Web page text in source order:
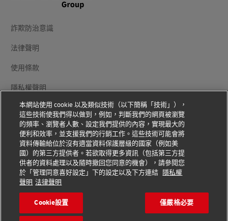
詐欺防治意識
法律聲明
使用條款
隱私權聲明
其他資訊
Cookie 設定
追蹤我們
本網站使用 cookie 以及類似技術（以下簡稱「技術」），
這些技術使我們得以做到，例如，判斷我們的網頁被瀏覽
的頻率、瀏覽者人數、設定我們提供的內容，實現最大的
便利和效率，並支援我們的行銷工作。這些技術可能會將
資料傳輸給位於沒有適當資料保護層級的國家（例如美
國）的第三方提供者。若欲取得更多資訊（包括第三方提
供者的資料處理以及隨時撤回您同意的機會），請參閱您
於「管理同意喜好設定」下的設定以及下方連結 隱私權
聲明 法律聲明
Cookie設置 僅嚴格必要